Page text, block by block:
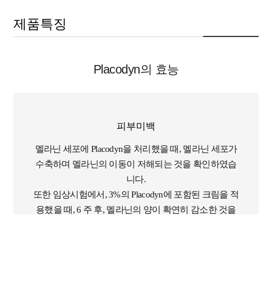
제품특징
Placodyn의 효능
피부미백
멜라닌 세포에 Placodyn을 처리했을 때, 멜라닌 세포가
수축하며 멜라닌의 이동이 저해되는 것을 확인하였습
니다.
또한 임상시험에서, 3%의 Placodyn에 포함된 크림을 적
용했을 때, 6 주 후, 멜라닌의 양이 확연히 감소한 것을